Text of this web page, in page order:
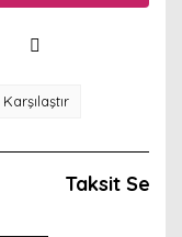
Karşılaştır
Taksit